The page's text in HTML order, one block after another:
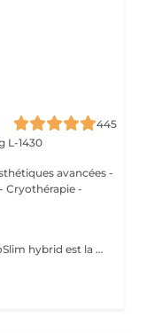
445
L-1430
avancées -
-
Pour réservation appeler le centre Le CryoSlim hybrid est la nouvelle génération de Cryolipolyse médicale (traitement des cellules de graisse par le froid). CryoSlim hybrid est le seul appareil d'amincissement à garantir les résultats minceur cliniquement supérieurs à la moyenne et exclusivement avec des températures de traitement saines et sans danger pour l'organisme. Ce traitement concerne les hommes et les femmes qui présentent une ou plusieurs zones localisées souvent résistantes aux efforts de régime et sport : ventre, poignées d'amour, culotte de cheval, intérieur des cuisses, genoux, bras, dos.